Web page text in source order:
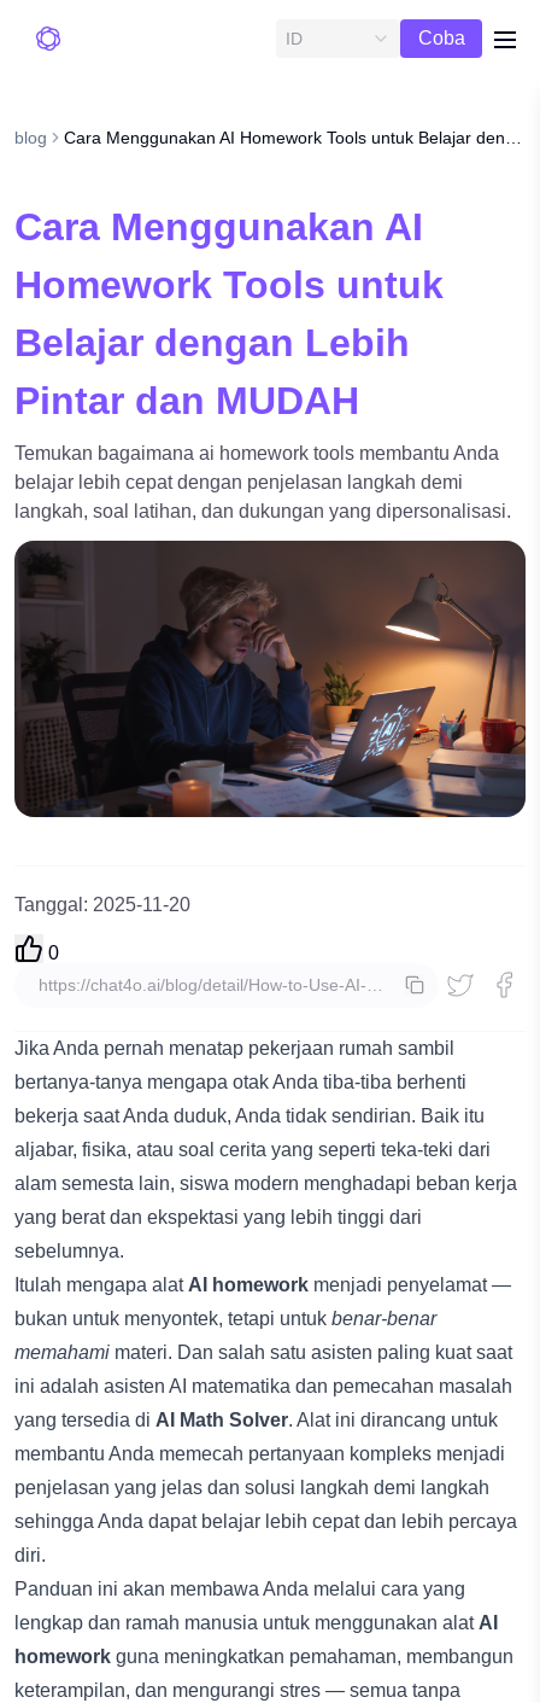
ID
Coba
blog
Cara Menggunakan AI
Homework Tools untuk
Belajar dengan Lebih
Pintar dan MUDAH
Temukan bagaimana ai homework tools membantu Anda
belajar lebih cepat dengan penjelasan langkah demi
langkah, soal latihan, dan dukungan yang dipersonalisasi.
Tanggal : 2025-11-20
0
salin
Jika Anda pernah menatap pekerjaan rumah sambil
bertanya-tanya mengapa otak Anda tiba-tiba berhenti
bekerja saat Anda duduk, Anda tidak sendirian. Baik itu
aljabar, fisika, atau soal cerita yang seperti teka-teki dari
alam semesta lain, siswa modern menghadapi beban kerja
yang berat dan ekspektasi yang lebih tinggi dari
sebelumnya.
Itulah mengapa alat AI homework menjadi penyelamat —
bukan untuk menyontek, tetapi untuk benar-benar
memahami materi. Dan salah satu asisten paling kuat saat
ini adalah asisten AI matematika dan pemecahan masalah
yang tersedia di AI Math Solver. Alat ini dirancang untuk
membantu Anda memecah pertanyaan kompleks menjadi
penjelasan yang jelas dan solusi langkah demi langkah
sehingga Anda dapat belajar lebih cepat dan lebih percaya
diri.
Panduan ini akan membawa Anda melalui cara yang
lengkap dan ramah manusia untuk menggunakan alat AI
homework guna meningkatkan pemahaman, membangun
keterampilan, dan mengurangi stres — semua tanpa